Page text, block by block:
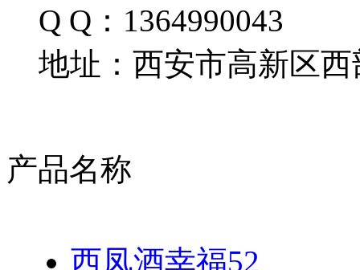
Q Q：1364990043
地址：西安市高新区西
产品名称
西凤酒幸福52